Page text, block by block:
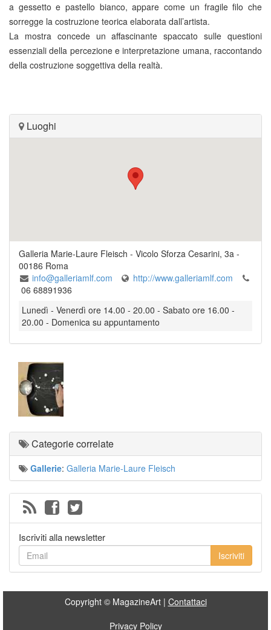
a gessetto e pastello bianco, appare come un fragile filo che
sorregge la costruzione teorica elaborata dall’artista.
La mostra concede un affascinante spaccato sulle questioni
essenziali della percezione e interpretazione umana, raccontando
della costruzione soggettiva della realtà.
Luoghi
Galleria Marie-Laure Fleisch - Vicolo Sforza Cesarini, 3a -
00186 Roma
info@galleriamlf.com
http://www.galleriamlf.com
06 68891936
Lunedì - Venerdì ore 14.00 - 20.00 - Sabato ore 16.00 -
20.00 - Domenica su appuntamento
Categorie correlate
Gallerie: Galleria Marie-Laure Fleisch
Iscriviti alla newsletter
Iscriviti
Copyright © MagazineArt | Contattaci
Privacy Policy